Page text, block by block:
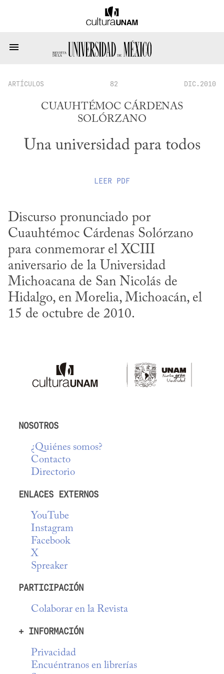
ARTÍCULOS 82 DIC.2010
CUAUHTÉMOC CÁRDENAS
SOLÓRZANO
Una universidad para todos
LEER PDF
Discurso pronunciado por
Cuauhtémoc Cárdenas Solórzano
para conmemorar el XCIII
aniversario de la Universidad
Michoacana de San Nicolás de
Hidalgo, en Morelia, Michoacán, el
15 de octubre de 2010.
NOSOTROS
¿Quiénes somos?
Contacto
Directorio
ENLACES EXTERNOS
YouTube
Instagram
Facebook
X
Spreaker
PARTICIPACIÓN
Colaborar en la Revista
+ INFORMACIÓN
Privacidad
Encuéntranos en librerías